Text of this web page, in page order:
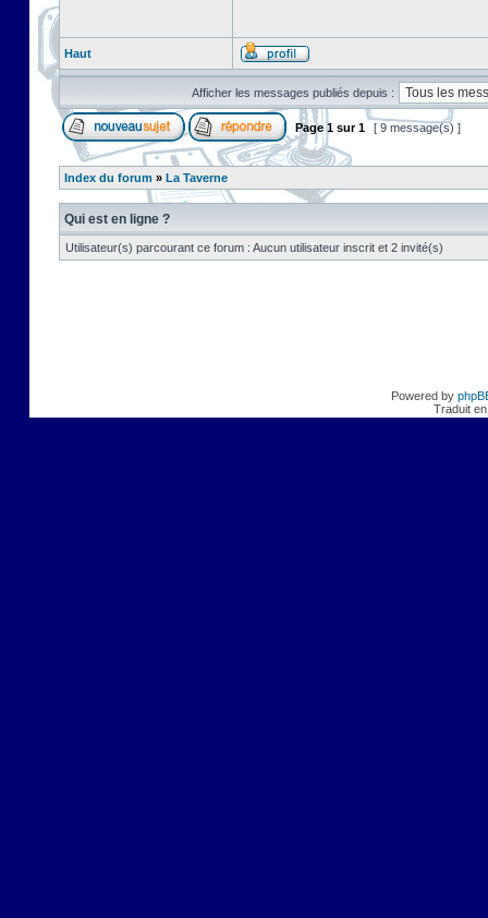
Haut
Afficher les messages publiés depuis :
Page 1 sur1 [ 9 message(s) ]
Index du forum » La Taverne
Qui est en ligne ?
Utilisateur(s) parcourant ce forum : Aucun utilisateur inscrit et 2 invité(s)
Powered by
Traduit